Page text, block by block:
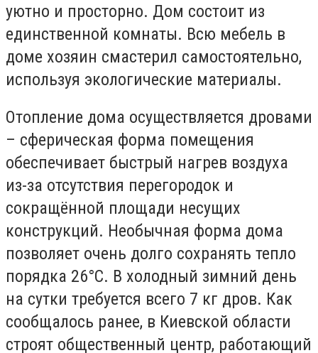
уютно и просторно. Дом состоит из
единственной комнаты. Всю мебель в
доме хозяин смастерил самостоятельно,
используя экологические материалы.
Отопление дома осуществляется дровами
– сферическая форма помещения
обеспечивает быстрый нагрев воздуха
из-за отсутствия перегородок и
сокращённой площади несущих
конструкций. Необычная форма дома
позволяет очень долго сохранять тепло
порядка 26°С. В холодный зимний день
на сутки требуется всего 7 кг дров. Как
сообщалось ранее, в Киевской области
строят общественный центр, работающий